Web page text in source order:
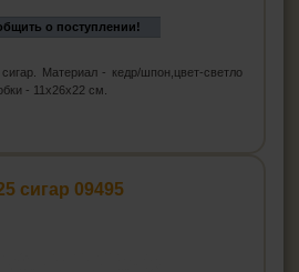
о поступлении!
Материал - кедр/шпон,цвет-светло
- 11x26x22 см.
сигар 09495